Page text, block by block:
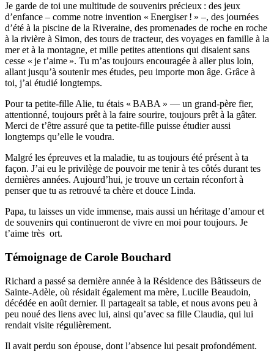
Je garde de toi une multitude de souvenirs précieux : des jeux
d’enfance – comme notre invention « Energiser ! » –, des journées
d’été à la piscine de la Riveraine, des promenades de roche en roche
à la rivière à Simon, des tours de tracteur, des voyages en famille à la
mer et à la montagne, et mille petites attentions qui disaient sans
cesse « je t’aime ». Tu m’as toujours encouragée à aller plus loin,
allant jusqu’à soutenir mes études, peu importe mon âge. Grâce à
toi, j’ai étudié longtemps.
Pour ta petite-fille Alie, tu étais « BABA » — un grand-père fier,
attentionné, toujours prêt à la faire sourire, toujours prêt à la gâter.
Merci de t’être assuré que ta petite-fille puisse étudier aussi
longtemps qu’elle le voudra.
Malgré les épreuves et la maladie, tu as toujours été présent à ta
façon. J’ai eu le privilège de pouvoir me tenir à tes côtés durant tes
dernières années. Aujourd’hui, je trouve un certain réconfort à
penser que tu as retrouvé ta chère et douce Linda.
Papa, tu laisses un vide immense, mais aussi un héritage d’amour et
de souvenirs qui continueront de vivre en moi pour toujours. Je
t’aime très ort.
Témoignage de Carole Bouchard
Richard a passé sa dernière année à la Résidence des Bâtisseurs de
Sainte-Adèle, où résidait également ma mère, Lucille Beaudoin,
décédée en août dernier. Il partageait sa table, et nous avons peu à
peu noué des liens avec lui, ainsi qu’avec sa fille Claudia, qui lui
rendait visite régulièrement.
Il avait perdu son épouse, dont l’absence lui pesait profondément.